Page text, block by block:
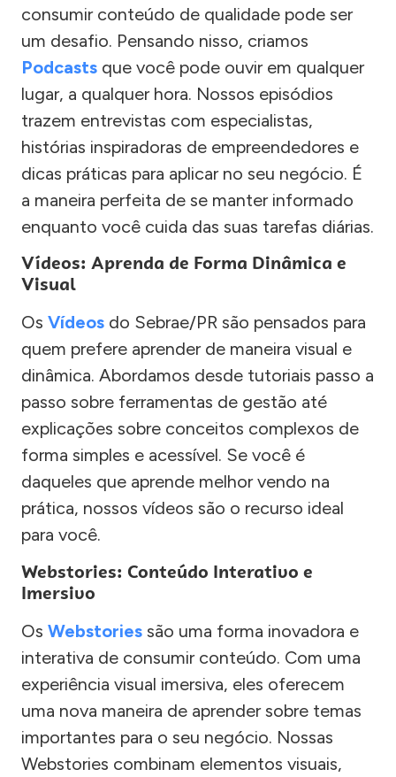
consumir conteúdo de qualidade pode ser
um desafio. Pensando nisso, criamos
Podcasts que você pode ouvir em qualquer
lugar, a qualquer hora. Nossos episódios
trazem entrevistas com especialistas,
histórias inspiradoras de empreendedores e
dicas práticas para aplicar no seu negócio. É
a maneira perfeita de se manter informado
enquanto você cuida das suas tarefas diárias.
Vídeos: Aprenda de Forma Dinâmica e
Visual
Os Vídeos do Sebrae/PR são pensados para
quem prefere aprender de maneira visual e
dinâmica. Abordamos desde tutoriais passo a
passo sobre ferramentas de gestão até
explicações sobre conceitos complexos de
forma simples e acessível. Se você é
daqueles que aprende melhor vendo na
prática, nossos vídeos são o recurso ideal
para você.
Webstories: Conteúdo Interativo e
Imersivo
Os Webstories são uma forma inovadora e
interativa de consumir conteúdo. Com uma
experiência visual imersiva, eles oferecem
uma nova maneira de aprender sobre temas
importantes para o seu negócio. Nossas
Webstories combinam elementos visuais,